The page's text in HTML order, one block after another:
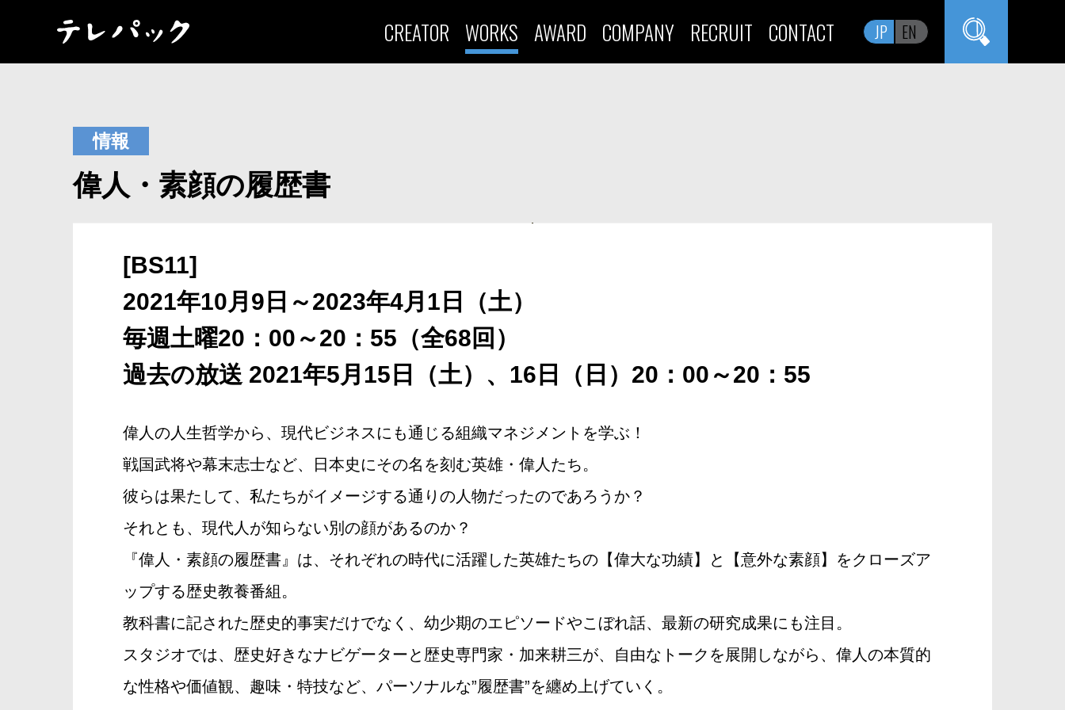
CREATOR WORKS AWARD COMPANY RECRUIT CONTACT JP EN
情報
偉人・素顔の履歴書
[BS11]
2021年10月9日～2023年4月1日（土）
毎週土曜20：00～20：55（全68回）
過去の放送 2021年5月15日（土）、16日（日）20：00～20：55
偉人の人生哲学から、現代ビジネスにも通じる組織マネジメントを学ぶ！
戦国武将や幕末志士など、日本史にその名を刻む英雄・偉人たち。
彼らは果たして、私たちがイメージする通りの人物だったのであろうか？
それとも、現代人が知らない別の顔があるのか？
『偉人・素顔の履歴書』は、それぞれの時代に活躍した英雄たちの【偉大な功績】と【意外な素顔】をクローズア
ップする歴史教養番組。
教科書に記された歴史的事実だけでなく、幼少期のエピソードやこぼれ話、最新の研究成果にも注目。
スタジオでは、歴史好きなナビゲーターと歴史専門家・加来耕三が、自由なトークを展開しながら、偉人の本質的
な性格や価値観、趣味・特技など、パーソナルな”履歴書”を纏め上げていく。